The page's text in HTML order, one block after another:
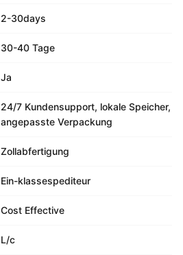
2-30days
30-40 Tage
Ja
24/7 Kundensupport, lokale Speicher,
angepasste Verpackung
Zollabfertigung
Ein-klassespediteur
Cost Effective
L/c